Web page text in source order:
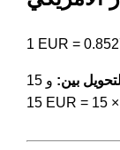
1 EUR =
التحويل بين:
15 EUR = 15